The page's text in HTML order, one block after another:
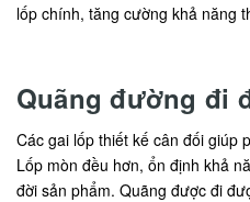
lốp chính, tăng cường khả năng
Quãng đường đi
Các gai lốp thiết kế cân đối giúp
Lốp mòn đều hơn, ổn định khả
đời sản phẩm. Quãng được đi